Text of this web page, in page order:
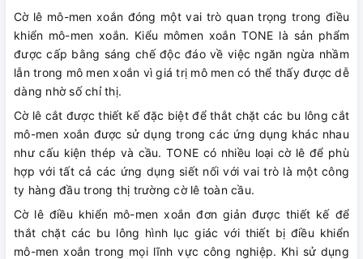
Cờ lê mô-men xoắn đóng một vai trò quan trọng trong điều
khiển mô-men xoắn. Kiểu mômen xoắn TONE là sản phẩm
được cấp bằng sáng chế độc đáo về việc ngăn ngừa nhầm
lẫn trong mô men xoắn vì giá trị mô men có thể thấy được dễ
dàng nhờ số chỉ thị.
Cờ lê cắt được thiết kế đặc biệt để thắt chặt các bu lông cắt
mô-men xoắn được sử dụng trong các ứng dụng khác nhau
như cấu kiện thép và cầu. TONE có nhiều loại cờ lê để phù
hợp với tất cả các ứng dụng siết nối với vai trò là một công
ty hàng đầu trong thị trường cờ lê toàn cầu.
Cờ lê điều khiển mô-men xoắn đơn giản được thiết kế để
thắt chặt các bu lông hình lục giác với thiết bị điều khiển
mô-men xoắn trong mọi lĩnh vực công nghiệp. Khi sử dụng